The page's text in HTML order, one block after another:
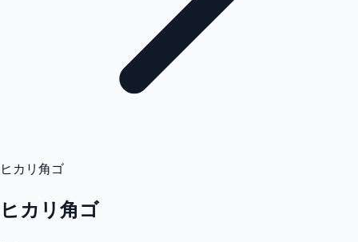
ヒカリ角ゴ
ヒカリ角ゴ